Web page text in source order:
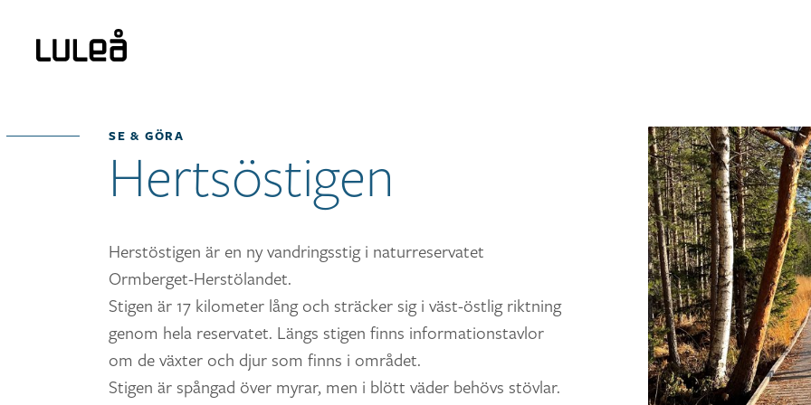
SE & GÖRA
Hertsöstigen
Herstöstigen är en ny vandringsstig i naturreservatet
Ormberget-Herstölandet.
Stigen är 17 kilometer lång och sträcker sig i väst-östlig riktning
genom hela reservatet. Längs stigen finns informationstavlor
om de växter och djur som finns i området.
Stigen är spångad över myrar, men i blött väder behövs stövlar.